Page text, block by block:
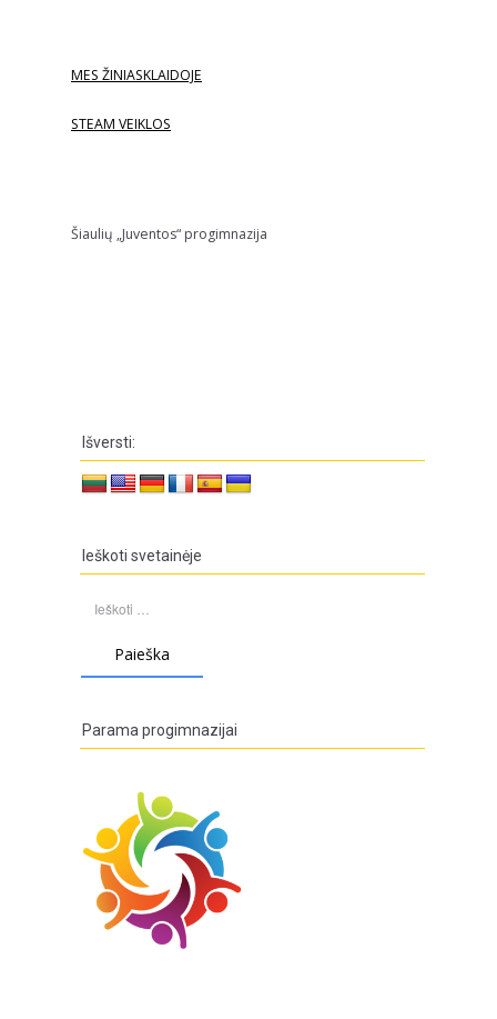
MES ŽINIASKLAIDOJE
STEAM VEIKLOS
Šiaulių „Juventos“ progimnazija
Išversti:
Ieškoti svetainėje
Parama progimnazijai